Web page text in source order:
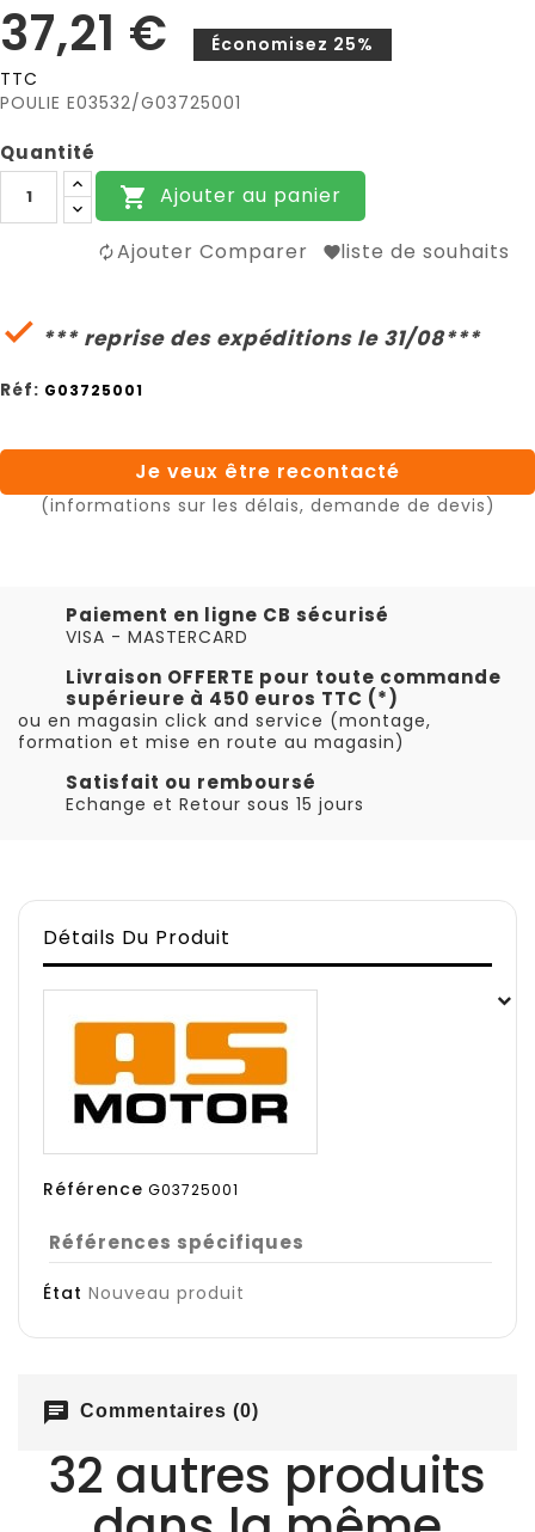
37,21 €
Économisez 25%
TTC
POULIE E03532/G03725001
Quantité
 Ajouter au panier
Ajouter Comparer liste de souhaits
 *** reprise des expéditions le 31/08***
Réf: G03725001
Je veux être recontacté
(informations sur les délais, demande de devis)
Paiement en ligne CB sécurisé
VISA - MASTERCARD
Livraison OFFERTE pour toute commande
supérieure à 450 euros TTC (*)
ou en magasin click and service (montage,
formation et mise en route au magasin)
Satisfait ou remboursé
Echange et Retour sous 15 jours
Détails Du Produit
Référence G03725001
Références spécifiques
État Nouveau produit
chat Commentaires (0)
32 autres produits